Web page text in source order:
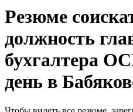
Резюме
должность
бухгалтера
день в